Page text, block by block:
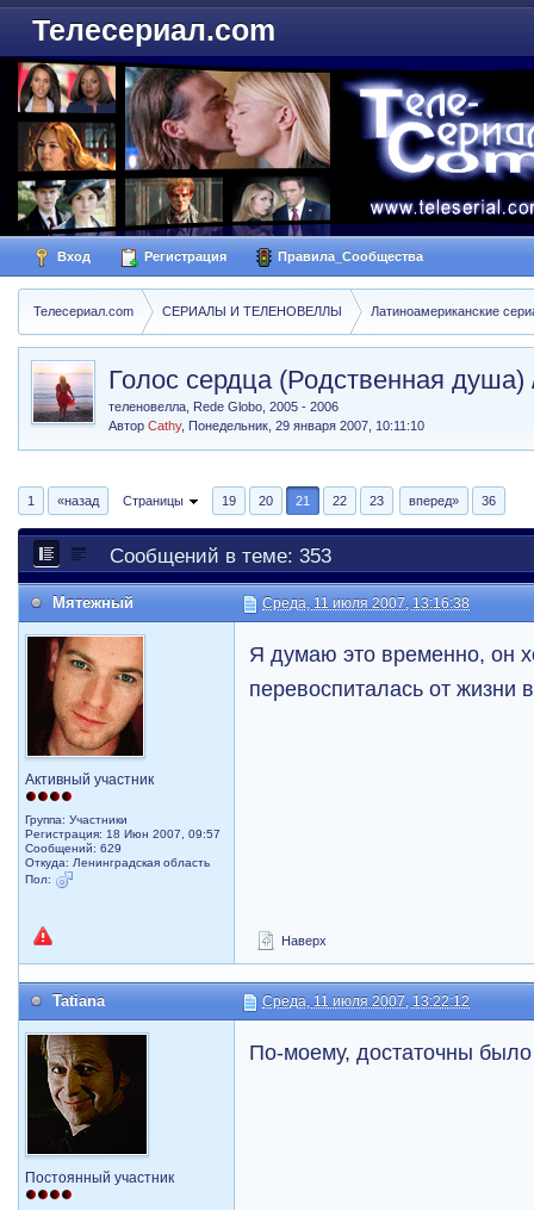
Телесериал.com
Вход Регистрация Правила_Сообщества
Телесериал.com СЕРИАЛЫ И ТЕЛЕНОВЕЛЛЫ Латиноамериканские
Голос сердца (Родственная
теленовелла, Rede Globo, 2005 - 2006
АвторCathy,Понедельник, 29 января 2007, 10:11:10
1 «назад Страницы 19 20 21 22 23 вперед» 36
Сообщений в теме: 353
Мятежный Среда, 11 июля 2007, 13:16:38
Активный участник
Группа: Участники
Регистрация: 18 Июн 2007, 09:57
Сообщений: 629
Откуда: Ленинградская область
Пол:
Я думаю это временно, он
перевоспиталась от жизни
Наверх
Tatiana Среда, 11 июля 2007, 13:22:12
Постоянный участник
По-моему, достаточны